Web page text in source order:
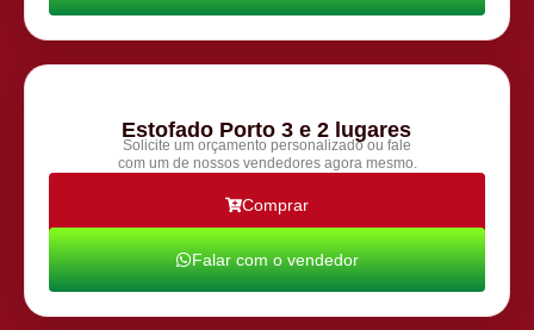
Estofado Porto 3 e 2 lugares
Solicite um orçamento personalizado ou fale
com um de nossos vendedores agora mesmo.
Comprar
Falar com o vendedor